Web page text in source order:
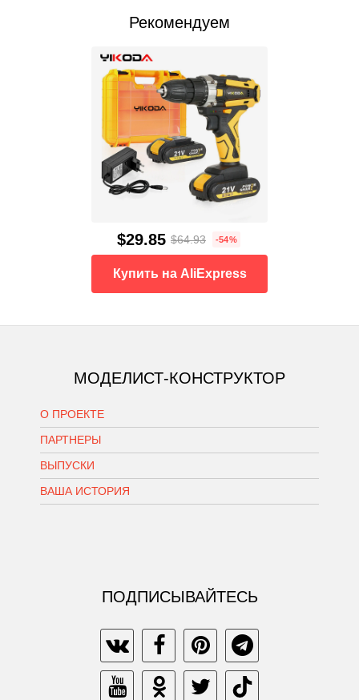
Рекомендуем
$29.85 $64.93 -54%
Купить на AliExpress
МОДЕЛИСТ-КОНСТРУКТОР
О ПРОЕКТЕ
ПАРТНЕРЫ
ВЫПУСКИ
ВАША ИСТОРИЯ
ПОДПИСЫВАЙТЕСЬ